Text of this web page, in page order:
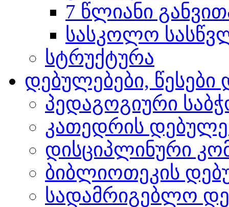
7 წლიანი
სასკოლო
სტრუქტურა
დებულებები,
პედაგოგიური
კათედრის
დისციპლინური
ბიბლიოთეკის
სადამრიგებლო